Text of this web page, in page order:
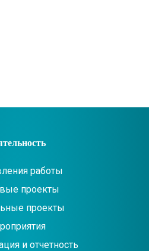
работы
проекты
проекты
и отчетность